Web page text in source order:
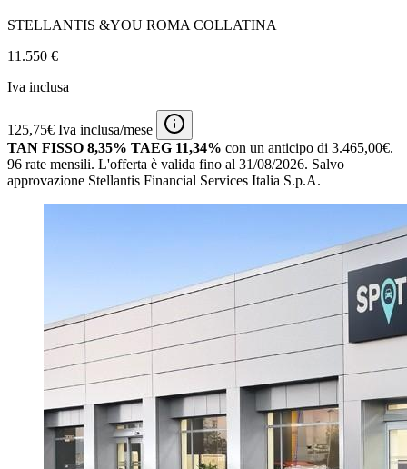
STELLANTIS &YOU ROMA COLLATINA
11.550 €
Iva inclusa
125,75€ Iva inclusa/mese
TAN FISSO 8,35% TAEG 11,34% con un anticipo di 3.465,00€.
96 rate mensili. L'offerta è valida fino al 31/08/2026. Salvo
approvazione Stellantis Financial Services Italia S.p.A.